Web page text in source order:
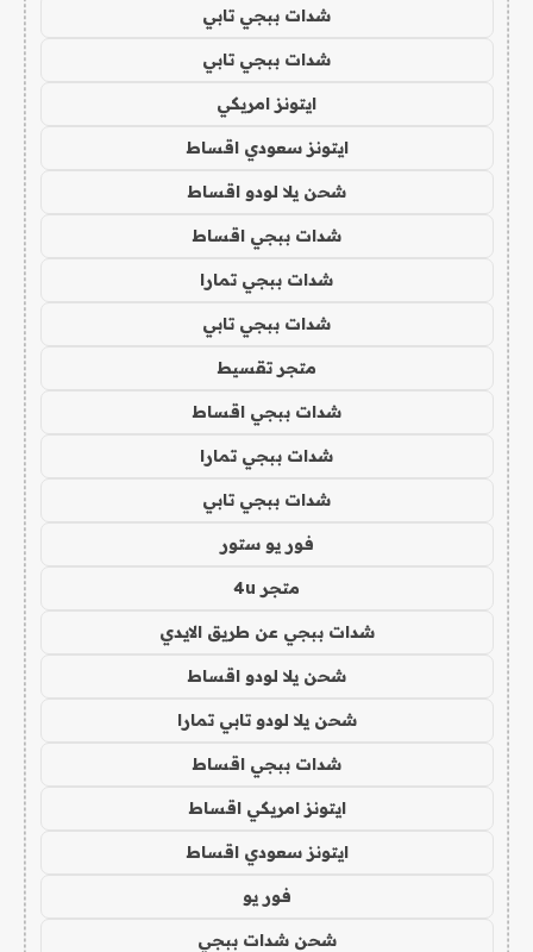
شدات ببجي تابي
شدات ببجي تابي
ايتونز امريكي
ايتونز سعودي اقساط
شحن يلا لودو اقساط
شدات ببجي اقساط
شدات ببجي تمارا
شدات ببجي تابي
متجر تقسيط
شدات ببجي اقساط
شدات ببجي تمارا
شدات ببجي تابي
فور يو ستور
متجر 4u
شدات ببجي عن طريق الايدي
شحن يلا لودو اقساط
شحن يلا لودو تابي تمارا
شدات ببجي اقساط
ايتونز امريكي اقساط
ايتونز سعودي اقساط
فور يو
شحن شدات ببجي